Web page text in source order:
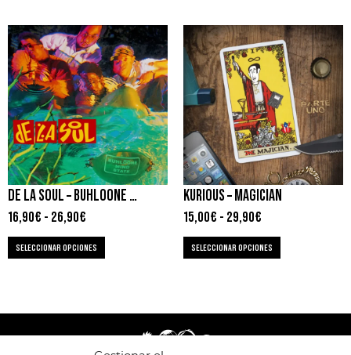
DE LA SOUL – BUHLOONE MINDSTATE
16,90€ - 26,90€
SELECCIONAR OPCIONES
KURIOUS – MAGICIAN
15,00€ - 29,90€
SELECCIONAR OPCIONES